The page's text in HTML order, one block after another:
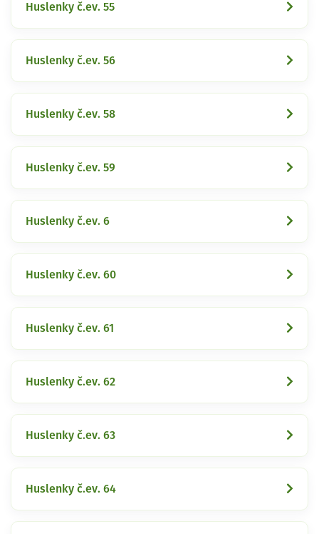
Huslenky č.ev. 55
Huslenky č.ev. 56
Huslenky č.ev. 58
Huslenky č.ev. 59
Huslenky č.ev. 6
Huslenky č.ev. 60
Huslenky č.ev. 61
Huslenky č.ev. 62
Huslenky č.ev. 63
Huslenky č.ev. 64